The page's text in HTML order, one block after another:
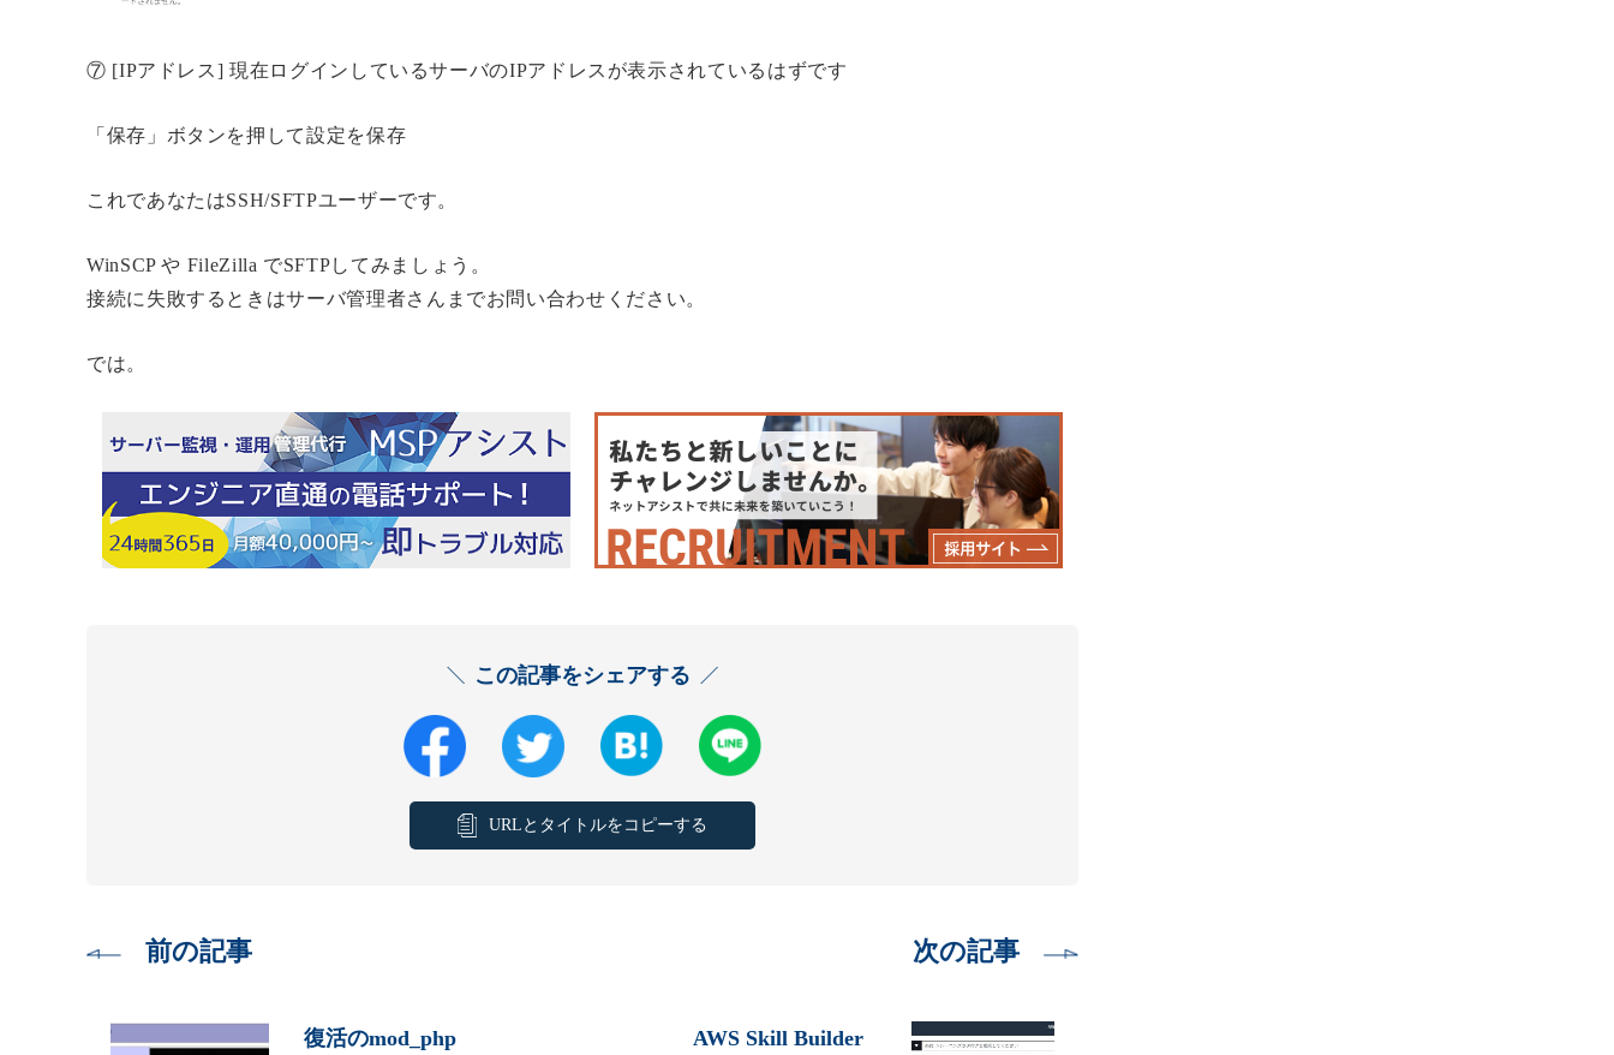
⑦ [IPアドレス] 現在ログインしているサーバのIPアドレスが表示されているはずです
「保存」ボタンを押して設定を保存
これであなたはSSH/SFTPユーザーです。
WinSCP や FileZilla でSFTPしてみましょう。
接続に失敗するときはサーバ管理者さんまでお問い合わせください。
では。
この記事をシェアする
URLとタイトルをコピーする
前の記事 次の記事
復活のmod_php
AWS Skill Builder